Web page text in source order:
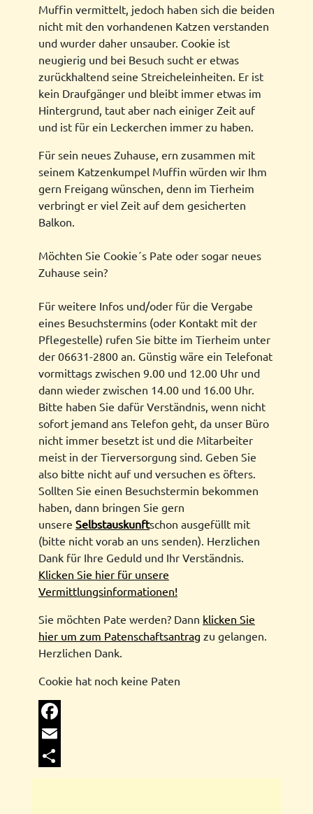
Muffin vermittelt, jedoch haben sich die beiden
nicht mit den vorhandenen Katzen verstanden
und wurder daher unsauber. Cookie ist
neugierig und bei Besuch sucht er etwas
zurückhaltend seine Streicheleinheiten. Er ist
kein Draufgänger und bleibt immer etwas im
Hintergrund, taut aber nach einiger Zeit auf
und ist für ein Leckerchen immer zu haben.
Für sein neues Zuhause, ern zusammen mit
seinem Katzenkumpel Muffin würden wir Ihm
gern Freigang wünschen, denn im Tierheim
verbringt er viel Zeit auf dem gesicherten
Balkon.
Möchten Sie Cookie´s Pate oder sogar neues
Zuhause sein?
Für weitere Infos und/oder für die Vergabe
eines Besuchstermins (oder Kontakt mit der
Pflegestelle) rufen Sie bitte im Tierheim unter
der 06631-2800 an. Günstig wäre ein Telefonat
vormittags zwischen 9.00 und 12.00 Uhr und
dann wieder zwischen 14.00 und 16.00 Uhr.
Bitte haben Sie dafür Verständnis, wenn nicht
sofort jemand ans Telefon geht, da unser Büro
nicht immer besetzt ist und die Mitarbeiter
meist in der Tierversorgung sind. Geben Sie
also bitte nicht auf und versuchen es öfters.
Sollten Sie einen Besuchstermin bekommen
haben, dann bringen Sie gern
unsere Selbstauskunftschon ausgefüllt mit
(bitte nicht vorab an uns senden). Herzlichen
Dank für Ihre Geduld und Ihr Verständnis.
Klicken Sie hier für unsere
Vermittlungsinformationen!
Sie möchten Pate werden? Dann klicken Sie
hier um zum Patenschaftsantrag zu gelangen.
Herzlichen Dank.
Cookie hat noch keine Paten
Facebook
Email